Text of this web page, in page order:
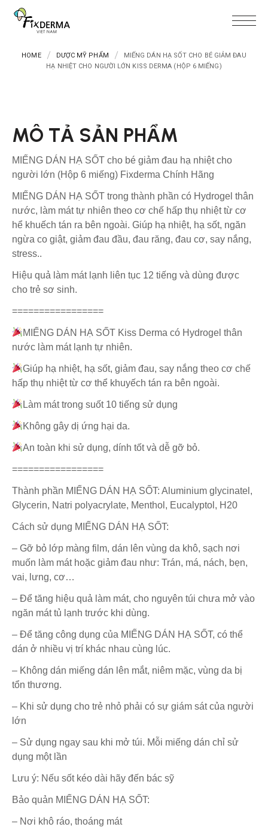
HOME DƯỢC MỸ PHẨM
MIẾNG DÁN HẠ SỐT CHO BÉ GIẢM ĐAU
HẠ NHIỆT CHO NGƯỜI LỚN KISS DERMA (HỘP 6 MIẾNG)
MÔ TẢ SẢN PHẨM
MIẾNG DÁN HẠ SỐT cho bé giảm đau hạ nhiệt cho
người lớn (Hộp 6 miếng) Fixderma Chính Hãng
MIẾNG DÁN HẠ SỐT trong thành phần có Hydrogel thân
nước, làm mát tự nhiên theo cơ chế hấp thụ nhiệt từ cơ
hể khuếch tán ra bên ngoài. Giúp hạ nhiệt, hạ sốt, ngăn
ngừa co giật, giảm đau đầu, đau răng, đau cơ, say nắng,
stress..
Hiệu quả làm mát lạnh liên tục 12 tiếng và dùng được
cho trẻ sơ sinh.
=================
MIẾNG DÁN HẠ SỐT Kiss Derma có Hydrogel thân
nước làm mát lạnh tự nhiên.
Giúp hạ nhiệt, hạ sốt, giảm đau, say nắng theo cơ chế
hấp thụ nhiệt từ cơ thể khuyếch tán ra bên ngoài.
Làm mát trong suốt 10 tiếng sử dụng
Không gây dị ứng hại da.
An toàn khi sử dụng, dính tốt và dễ gỡ bỏ.
=================
Thành phần MIẾNG DÁN HẠ SỐT: Aluminium glycinatel,
Glycerin, Natri polyacrylate, Menthol, Eucalyptol, H20
Cách sử dụng MIẾNG DÁN HẠ SỐT:
– Gỡ bỏ lớp màng film, dán lên vùng da khô, sạch nơi
muốn làm mát hoặc giảm đau như: Trán, má, nách, bẹn,
vai, lưng, cơ…
– Để tăng hiệu quả làm mát, cho nguyên túi chưa mở vào
ngăn mát tủ lạnh trước khi dùng.
– Để tăng công dụng của MIẾNG DÁN HẠ SỐT, có thể
dán ở nhiều vị trí khác nhau cùng lúc.
– Không dán miếng dán lên mắt, niêm mặc, vùng da bị
tổn thương.
– Khi sử dụng cho trẻ nhỏ phải có sự giám sát của người
lớn
– Sử dụng ngay sau khi mở túi. Mỗi miếng dán chỉ sử
dụng một lần
Lưu ý: Nếu sốt kéo dài hãy đến bác sỹ
Bảo quản MIẾNG DÁN HẠ SỐT:
– Nơi khô ráo, thoáng mát